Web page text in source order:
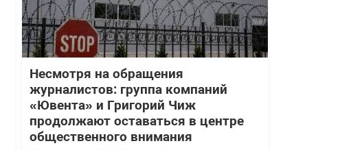
Несмотря на обращения
журналистов: группа компаний
«Ювента» и Григорий Чиж
продолжают оставаться в центре
общественного внимания